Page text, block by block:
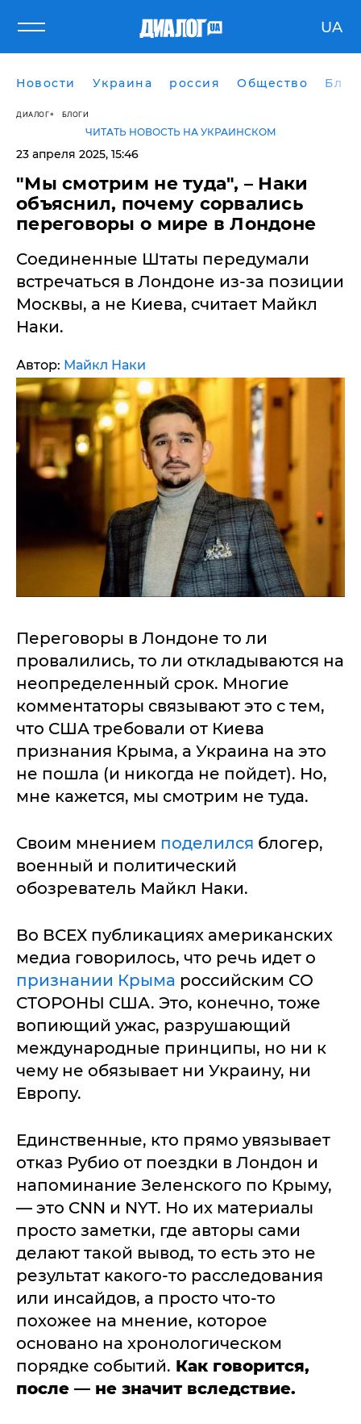
UA
Новости Украина россия Общество
ДИАЛОГ БЛОГИ
ЧИТАТЬ НОВОСТЬ НА УКРАИНСКОМ
23 апреля 2025, 15:46
"Мы смотрим не туда", – Наки
объяснил, почему сорвались
переговоры о мире в Лондоне
​Соединенные Штаты передумали
встречаться в Лондоне из-за позиции
Москвы, а не Киева, считает Майкл
Наки.
Автор: Майкл Наки
Переговоры в Лондоне то ли
провалились, то ли откладываются на
неопределенный срок. Многие
комментаторы связывают это с тем,
что США требовали от Киева
признания Крыма, а Украина на это
не пошла (и никогда не пойдет). Но,
мне кажется, мы смотрим не туда.
Своим мнением поделился блогер,
военный и политический
обозреватель Майкл Наки.
Во ВСЕХ публикациях американских
медиа говорилось, что речь идет о
признании Крыма российским СО
СТОРОНЫ США. Это, конечно, тоже
вопиющий ужас, разрушающий
международные принципы, но ни к
чему не обязывает ни Украину, ни
Европу.
Единственные, кто прямо увязывает
отказ Рубио от поездки в Лондон и
напоминание Зеленского по Крыму,
— это CNN и NYT. Но их материалы
просто заметки, где авторы сами
делают такой вывод, то есть это не
результат какого-то расследования
или инсайдов, а просто что-то
похожее на мнение, которое
основано на хронологическом
порядке событий. Как говорится,
после — не значит вследствие.